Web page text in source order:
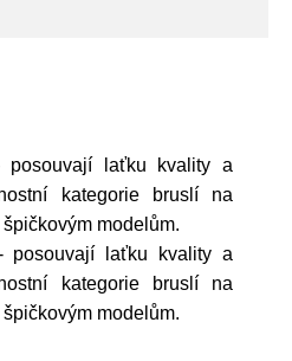
laťku kvality a
kategorie bruslí na
modelům.
laťku kvality a
kategorie bruslí na
modelům.